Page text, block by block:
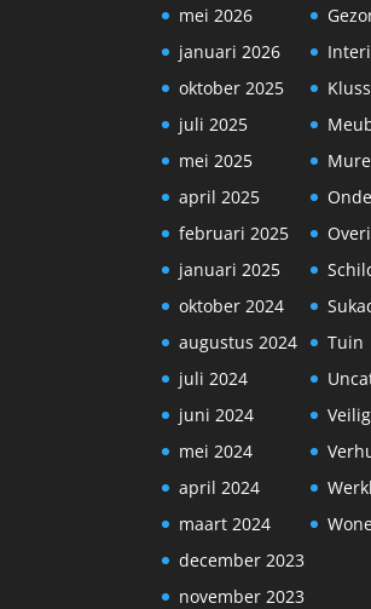
mei 2026
januari 2026
oktober 2025
juli 2025
mei 2025
april 2025
februari 2025
januari 2025
oktober 2024
augustus 2024
juli 2024
juni 2024
mei 2024
april 2024
maart 2024
december 2023
november 2023
Tuin